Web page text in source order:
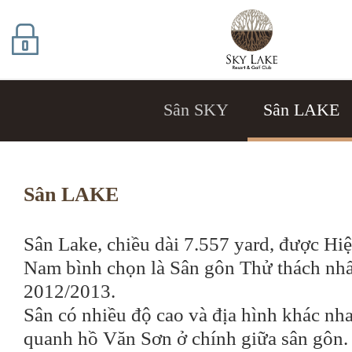
Sân SKY Sân LAKE
Sân LAKE
Sân Lake, chiều dài 7.557 yard, được
Nam bình chọn là Sân gôn Thử thách
2012/2013.
Sân có nhiều độ cao và địa hình khác
quanh hồ Văn Sơn ở chính giữa sân gôn.